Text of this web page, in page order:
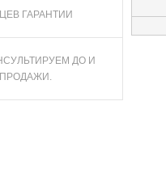
ГАРАНТИИ
ДО И